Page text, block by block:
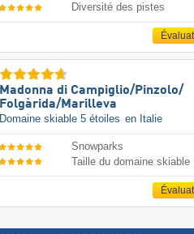
Diversité des pistes
Madonna di Campiglio/​Pinzolo/​
Folgàrida/​Marilleva
Domaine skiable 5 étoiles en Italie
Snowparks
Taille du domaine skiable